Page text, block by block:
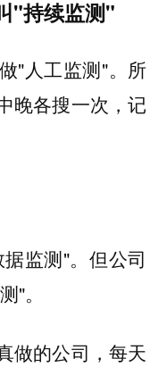
"持续监测"
"人工监测"。所
晚各搜一次，记
监测"。但公司
"。
做的公司，每天